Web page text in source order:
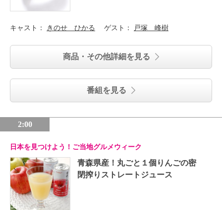
キャスト： きのせ ひかる ゲスト： 戸塚 峰樹
商品・その他詳細を見る
番組を見る
2:00
日本を見つけよう！ご当地グルメウィーク
青森県産！丸ごと１個りんごの密
閉搾りストレートジュース